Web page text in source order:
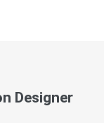
Designer